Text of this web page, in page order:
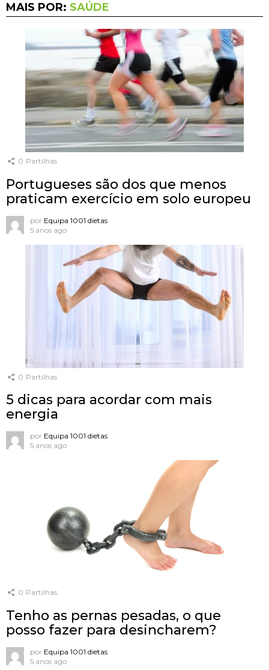
MAIS POR: SAÚDE
0 Partilhas
Portugueses são dos que menos
praticam exercício em solo europeu
por Equipa 1001 dietas
5 anos ago
0 Partilhas
5 dicas para acordar com mais
energia
por Equipa 1001 dietas
5 anos ago
0 Partilhas
Tenho as pernas pesadas, o que
posso fazer para desincharem?
por Equipa 1001 dietas
5 anos ago